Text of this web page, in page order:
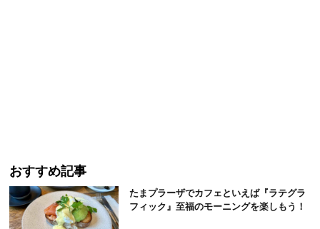
おすすめ記事
たまプラーザでカフェといえば『ラテグラ
フィック』至福のモーニングを楽しもう！